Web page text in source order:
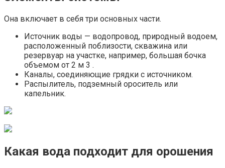
Она включает в себя три основных части.
Источник воды — водопровод, природный водоем,
расположенный поблизости, скважина или
резервуар на участке, например, большая бочка
объемом от 2 м 3 .
Каналы, соединяющие грядки с источником.
Распылитель, подземный ороситель или
капельник.
Какая вода подходит для орошения